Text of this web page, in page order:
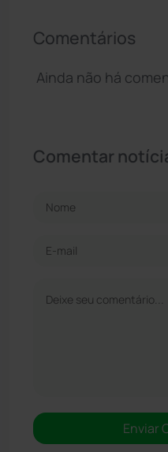
Comentários
Ainda não há
Comentar